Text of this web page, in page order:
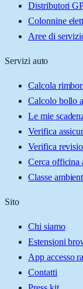
Distributori
Colonnine
Aree di
Servizi auto
Calcola
Calcolo bollo
Le mie
Verifica
Verifica
Cerca officina
Classe
Sito
Chi siamo
Estensioni
App accesso
Contatti